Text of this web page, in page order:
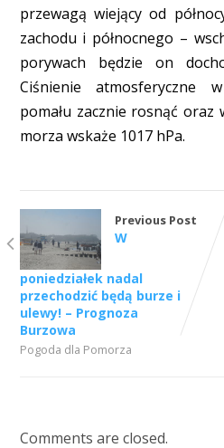
przewagą wiejący od
zachodu i północnego –
porywach będzie on
Ciśnienie atmosferyczne
pomału zacznie rosnąć oraz
morza wskaże 1017 hPa.
Previous Post
W
poniedziałek nadal
przechodzić będą burze i
ulewy! – Prognoza
Burzowa
Pogoda dla Pomorza
Comments are closed.